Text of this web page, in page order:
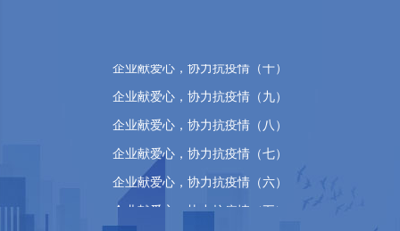
企业献爱心，协力抗疫情（十）
企业献爱心，协力抗疫情（九）
企业献爱心，协力抗疫情（八）
企业献爱心，协力抗疫情（七）
企业献爱心，协力抗疫情（六）
企业献爱心，协力抗疫情（五）